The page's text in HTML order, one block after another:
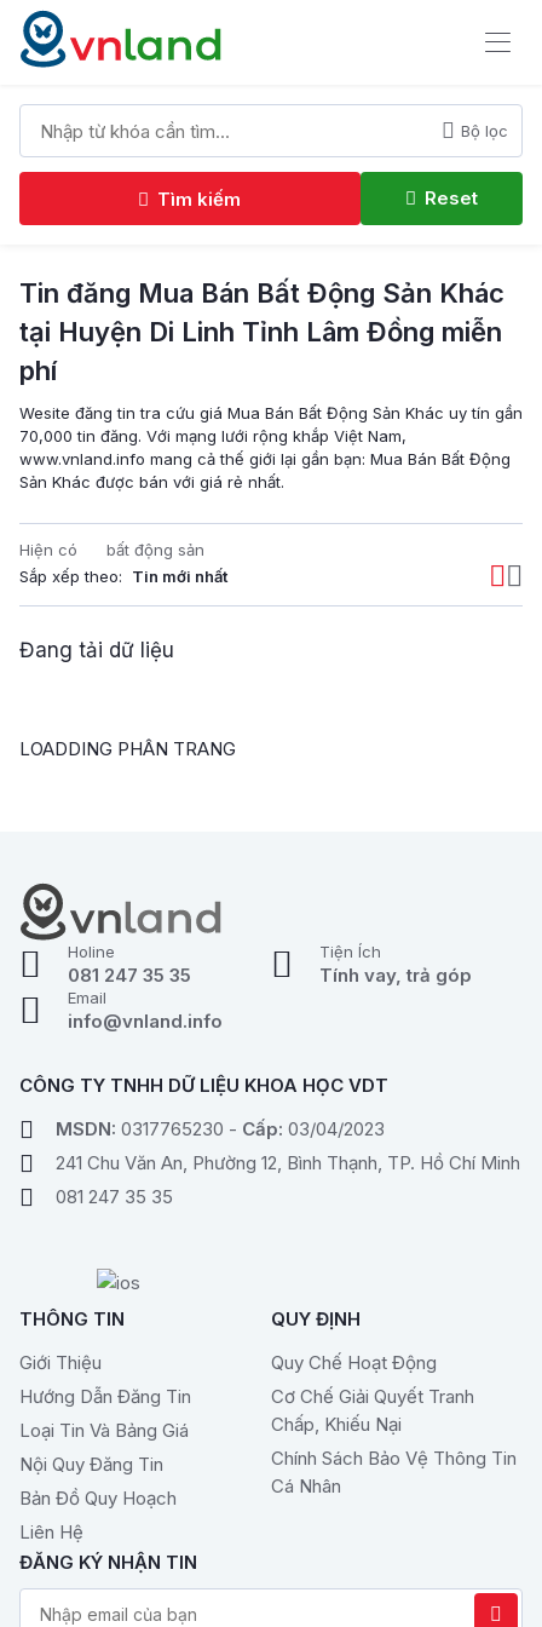
Bộ lọc
Tìm kiếm Reset
Tin đăng Mua Bán Bất Động Sản Khác
tại Huyện Di Linh Tỉnh Lâm Đồng miễn
phí
Wesite đăng tin tra cứu giá Mua Bán Bất Động Sản Khác uy tín gần
70,000 tin đăng. Với mạng lưới rộng khắp Việt Nam,
www.vnland.info mang cả thế giới lại gần bạn: Mua Bán Bất Động
Sản Khác được bán với giá rẻ nhất.
Hiện có
bất động sản
Sắp xếp theo:
Đang tải dữ liệu
LOADDING PHÂN TRANG
Holine
081 247 35 35
Tiện Ích
Tính vay, trả góp
Email
info@vnland.info
CÔNG TY TNHH DỮ LIỆU KHOA HỌC VDT
MSDN: 0317765230 - Cấp: 03/04/2023
241 Chu Văn An, Phường 12, Bình Thạnh, TP. Hồ Chí Minh
081 247 35 35
THÔNG TIN
Giới Thiệu
Hướng Dẫn Đăng Tin
Loại Tin Và Bảng Giá
Nội Quy Đăng Tin
Bản Đồ Quy Hoạch
Liên Hệ
QUY ĐỊNH
Quy Chế Hoạt Động
Cơ Chế Giải Quyết Tranh
Chấp, Khiếu Nại
Chính Sách Bảo Vệ Thông Tin
Cá Nhân
ĐĂNG KÝ NHẬN TIN